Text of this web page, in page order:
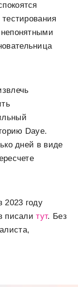
Daye.
дней в виде
году
писалитут. Без